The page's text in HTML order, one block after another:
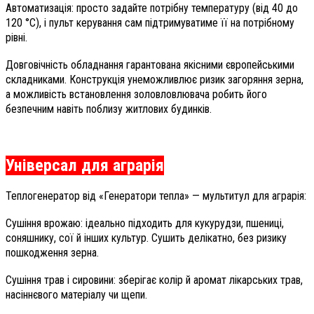
Автоматизація: просто задайте потрібну температуру (від 40 до
120 °С), і пульт керування сам підтримуватиме її на потрібному
рівні.
Довговічність обладнання гарантована якісними європейськими
складниками. Конструкція унеможливлює ризик загоряння зерна,
а можливість встановлення золовловлювача робить його
безпечним навіть поблизу житлових будинків.
Універсал для аграрія
Теплогенератор від «Генератори тепла» — мультитул для аграрія:
Сушіння врожаю: ідеально підходить для кукурудзи, пшениці,
соняшнику, сої й інших культур. Сушить делікатно, без ризику
пошкодження зерна.
Сушіння трав і сировини: зберігає колір й аромат лікарських трав,
насіннєвого матеріалу чи щепи.